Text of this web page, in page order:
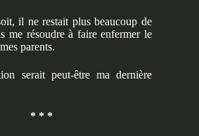
il ne restait plus beaucoup de
me résoudre à faire enfermer le
parents.
serait peut-être ma dernière
* * *